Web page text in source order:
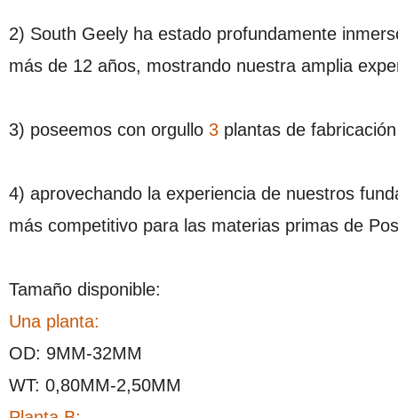
2) South Geely ha estado profundamente
más de 12 años, mostrando nuestra amplia
3) poseemos con orgullo3plantas de
4) aprovechando la experiencia de nuestros
más competitivo para las materias primas de
Tamaño disponible:
Una planta:
OD: 9MM-32MM
WT: 0,80MM-2,50MM